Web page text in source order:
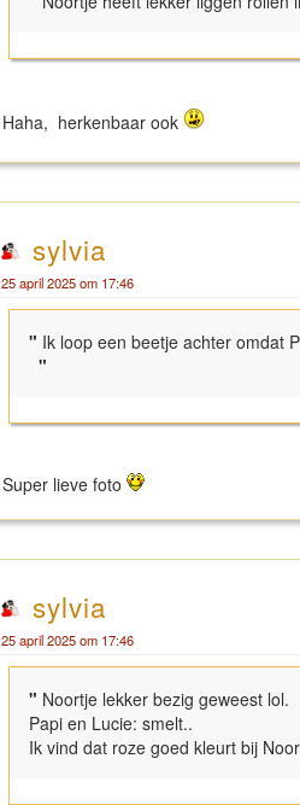
Haha, herkenbaar ook
sylvia
25 april 2025 om 17:46
" Ik loop een beetje achter omdat
"
Super lieve foto
sylvia
25 april 2025 om 17:46
" Noortje lekker bezig geweest lol.
Papi en Lucie: smelt..
Ik vind dat roze goed kleurt bij